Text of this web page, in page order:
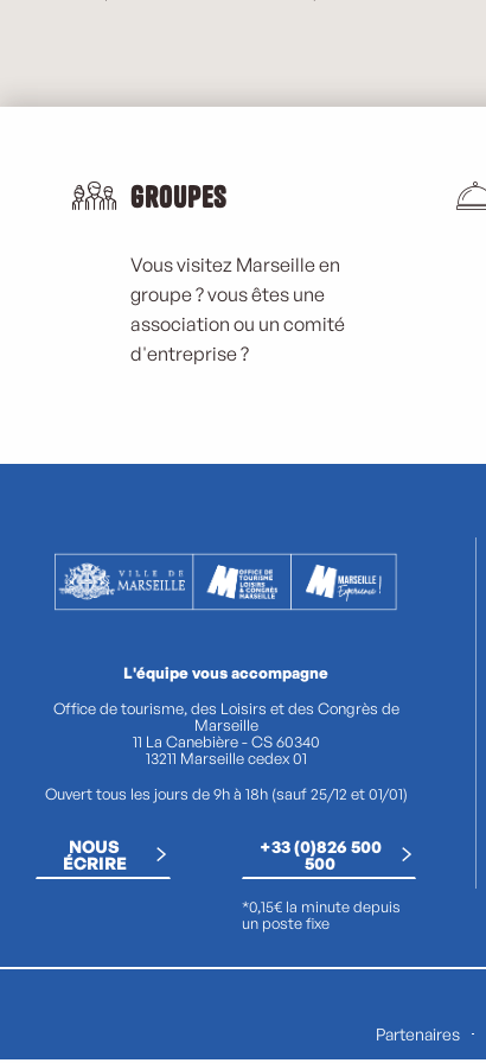
Groupes
Vous visitez Marseille en
groupe ? vous êtes une
association ou un comité
d'entreprise ?
L'équipe vous accompagne
Office de tourisme, des Loisirs et des Congrès de
Marseille
11 La Canebière - CS 60340
13211 Marseille cedex 01
Ouvert tous les jours de 9h à 18h (sauf 25/12 et 01/01)
NOUS
ÉCRIRE
+33 (0)826 500
500
*0,15€ la minute depuis
un poste fixe
Partenaires